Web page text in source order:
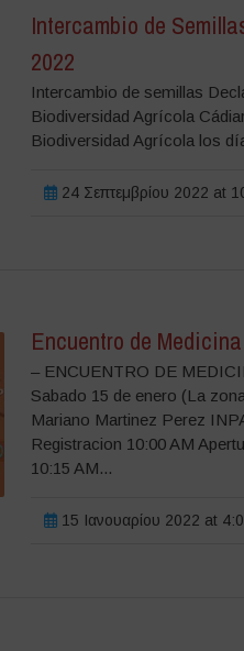
Intercambio de
2022
Intercambio de semillas
Biodiversidad Agrícola
Biodiversidad Agrícola los
24 Σεπτεμβρίου 2022 at
Encuentro de
– ENCUENTRO DE
Sabado 15 de enero (La
Mariano Martinez Perez
Registracion 10:00 AM
10:15 AM...
15 Ιανουαρίου 2022 at